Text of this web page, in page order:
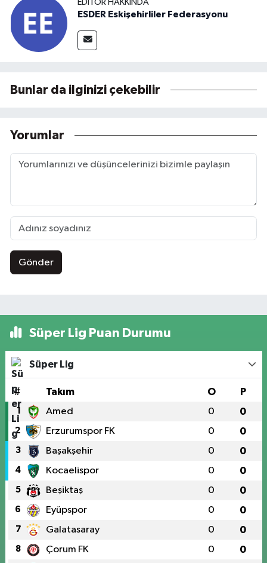
EDITÖR HAKKINDA
ESDER Eskişehirliler Federasyonu
Bunlar da ilginizi çekebilir
Yorumlar
Gönder
Süper Lig Puan Durumu
Süper Lig
# Takım O P
1 Amed 0 0
2 Erzurumspor FK 0 0
3 Başakşehir 0 0
4 Kocaelispor 0 0
5 Beşiktaş 0 0
6 Eyüpspor 0 0
7 Galatasaray 0 0
8 Çorum FK 0 0